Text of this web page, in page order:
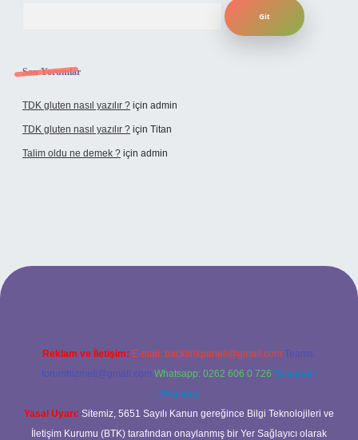
Son Yorumlar
TDK gluten nasıl yazılır ? için admin
TDK gluten nasıl yazılır ? için Titan
Talim oldu ne demek ? için admin
giriş
Reklam ve İletişim: E-mail: backlinkpaneli@gmail.com Teams:
forumhizmeti@gmail.com Whatsapp: 0262 606 0 726 Telegram:
@karabul
Yasal Uyarı: Sitemiz, 5651 Sayılı Kanun gereğince Bilgi Teknolojileri ve
İletişim Kurumu (BTK) tarafından onaylanmış bir Yer Sağlayıcı olarak